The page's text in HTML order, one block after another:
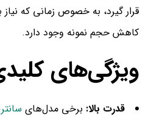
قرار گیرد، به خصوص زمانی که
کاهش حجم نمونه وجود دارد.
ویژگی‌های
قدرت بالا: برخی مدل‌های